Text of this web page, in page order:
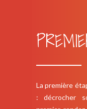
La première
: décrocher